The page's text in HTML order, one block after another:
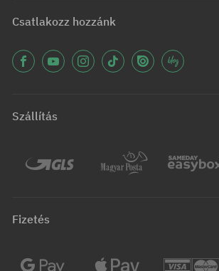
Csatlakozz hozzánk
Szállítás
Fizetés